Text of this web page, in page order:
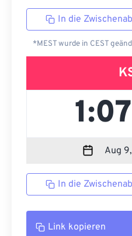
In die
*MEST wurde in CEST
In die
Link kopieren